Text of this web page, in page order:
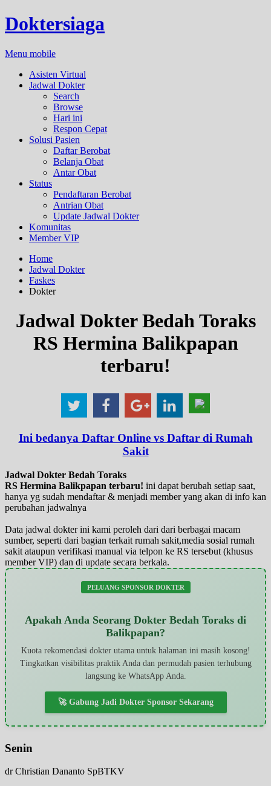
Doktersiaga
Menu mobile
Asisten Virtual
Jadwal Dokter
Search
Browse
Hari ini
Respon Cepat
Solusi Pasien
Daftar Berobat
Belanja Obat
Antar Obat
Status
Pendaftaran Berobat
Antrian Obat
Update Jadwal Dokter
Komunitas
Member VIP
Home
Jadwal Dokter
Faskes
Dokter
Jadwal Dokter Bedah Toraks
RS Hermina Balikpapan
terbaru!
Ini bedanya Daftar Online vs Daftar di Rumah
Sakit
Jadwal Dokter Bedah Toraks
RS Hermina Balikpapan terbaru! ini dapat berubah setiap saat,
hanya yg sudah mendaftar & menjadi member yang akan di info kan
perubahan jadwalnya
Data jadwal dokter ini kami peroleh dari dari berbagai macam
sumber, seperti dari bagian terkait rumah sakit,media sosial rumah
sakit ataupun verifikasi manual via telpon ke RS tersebut (khusus
member VIP) dan di update secara berkala.
PELUANG SPONSOR DOKTER
Apakah Anda Seorang Dokter Bedah Toraks di
Balikpapan?
Kuota rekomendasi dokter utama untuk halaman ini masih kosong!
Tingkatkan visibilitas praktik Anda dan permudah pasien terhubung
langsung ke WhatsApp Anda.
🚀 Gabung Jadi Dokter Sponsor Sekarang
Senin
dr Christian Dananto SpBTKV